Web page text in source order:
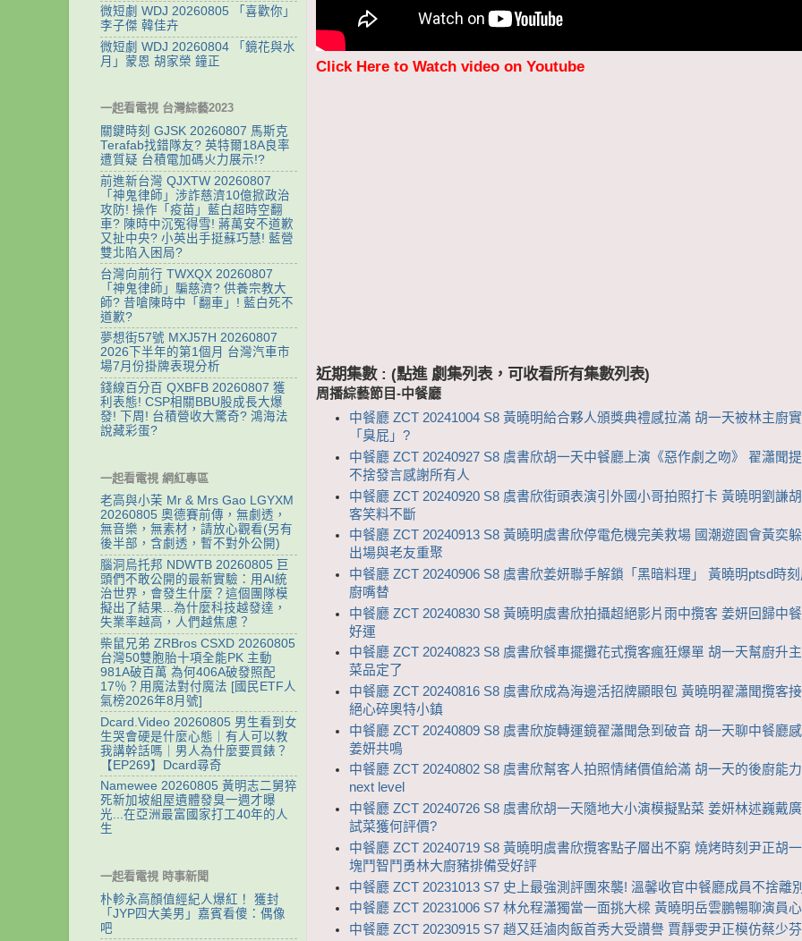
Click Here to Watch video on Youtube
近期集數 : (點進 劇集列表，可收看所有集數列表)
周播綜藝節目-中餐廳
中餐廳 ZCT 20241004 S8 黃曉明給合夥人頒獎典禮感拉滿 胡一天被林主廚
「臭屁」?
中餐廳 ZCT 20240927 S8 虞書欣胡一天中餐廳上演《惡作劇之吻》 翟瀟聞
不捨發言感謝所有人
中餐廳 ZCT 20240920 S8 虞書欣街頭表演引外國小哥拍照打卡 黃曉明劉謙
客笑料不斷
中餐廳 ZCT 20240913 S8 黃曉明虞書欣停電危機完美救場 國潮遊園會黃奕
出場與老友重聚
中餐廳 ZCT 20240906 S8 虞書欣姜妍聯手解鎖「黑暗料理」 黃曉明ptsd時
廚嘴替
中餐廳 ZCT 20240830 S8 黃曉明虞書欣拍攝超絕影片雨中攬客 姜妍回歸中
好運
中餐廳 ZCT 20240823 S8 虞書欣餐車擺攤花式攬客瘋狂爆單 胡一天幫廚升
菜品定了
中餐廳 ZCT 20240816 S8 虞書欣成為海邊活招牌顯眼包 黃曉明翟瀟聞攬客
絕心碎奧特小鎮
中餐廳 ZCT 20240809 S8 虞書欣旋轉運鏡翟瀟聞急到破音 胡一天聊中餐廳
姜妍共鳴
中餐廳 ZCT 20240802 S8 虞書欣幫客人拍照情緒價值給滿 胡一天的後廚能
next level
中餐廳 ZCT 20240726 S8 虞書欣胡一天隨地大小演模擬點菜 姜妍林述巍戴
試菜獲何評價?
中餐廳 ZCT 20240719 S8 黃曉明虞書欣攬客點子層出不窮 燒烤時刻尹正胡
塊鬥智鬥勇林大廚豬排備受好評
中餐廳 ZCT 20231013 S7 史上最強測評團來襲! 溫馨收官中餐廳成員不捨離
中餐廳 ZCT 20231006 S7 林允程瀟獨當一面挑大樑 黃曉明岳雲鵬暢聊演員
中餐廳 ZCT 20230915 S7 趙又廷滷肉飯首秀大受讚譽 賈靜雯尹正模仿蔡少芬
微短劇 WDJ 20260805 「喜歡你」
李子傑 韓佳卉
微短劇 WDJ 20260804 「鏡花與水
月」蒙恩 胡家榮 鐘正
一起看電視 台灣綜藝2023
關鍵時刻 GJSK 20260807 馬斯克
Terafab找錯隊友? 英特爾18A良率
遭質疑 台積電加碼火力展示!?
前進新台灣 QJXTW 20260807
「神鬼律師」涉詐慈濟10億掀政治
攻防! 操作「疫苗」藍白超時空翻
車? 陳時中沉冤得雪! 蔣萬安不道歉
又扯中央? 小英出手挺蘇巧慧! 藍營
雙北陷入困局?
台灣向前行 TWXQX 20260807
「神鬼律師」騙慈濟? 供養宗教大
師? 昔嗆陳時中「翻車」! 藍白死不
道歉?
夢想街57號 MXJ57H 20260807
2026下半年的第1個月 台灣汽車市
場7月份掛牌表現分析
錢線百分百 QXBFB 20260807 獲
利表態! CSP相關BBU股成長大爆
發! 下周! 台積營收大驚奇? 鴻海法
說藏彩蛋?
一起看電視 網紅專區
老高與小茉 Mr & Mrs Gao LGYXM
20260805 奧德賽前傳，無劇透，
無音樂，無素材，請放心觀看(另有
後半部，含劇透，暫不對外公開)
腦洞烏托邦 NDWTB 20260805 巨
頭們不敢公開的最新實驗：用AI統
治世界，會發生什麼？這個團隊模
擬出了結果...為什麼科技越發達，
失業率越高，人們越焦慮？
柴鼠兄弟 ZRBros CSXD 20260805
台灣50雙胞胎十項全能PK 主動
981A破百萬 為何406A破發照配
17％？用魔法對付魔法 [國民ETF人
氣榜2026年8月號]
Dcard.Video 20260805 男生看到女
生哭會硬是什麼心態｜有人可以教
我講幹話嗎｜男人為什麼要買錶？
【EP269】Dcard尋奇
Namewee 20260805 黃明志二舅猝
死新加坡組屋遺體發臭一週才曝
光...在亞洲最富國家打工40年的人
生
一起看電視 時事新聞
朴軫永高顏值經紀人爆紅！ 獲封
「JYP四大美男」嘉賓看傻：偶像
吧